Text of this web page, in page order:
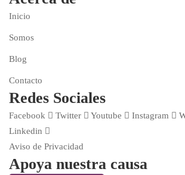
Inicio
Somos
Blog
Contacto
Redes Sociales
Facebook Twitter Youtube Instagram
Linkedin
Aviso de Privacidad
Apoya nuestra causa